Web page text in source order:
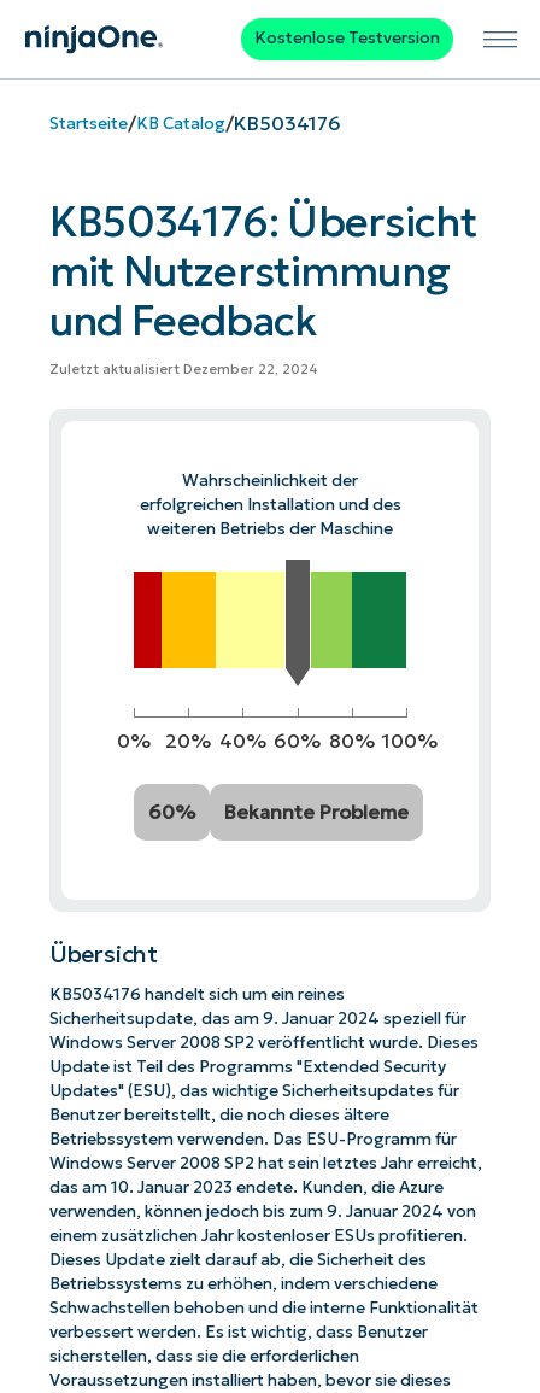
Kostenlose Testversion
Startseite/KB Catalog/KB5034176
KB5034176: Übersicht
mit Nutzerstimmung
und Feedback
Zuletzt aktualisiert Dezember 22, 2024
Wahrscheinlichkeit der
erfolgreichen Installation und des
weiteren Betriebs der Maschine
0% 20% 40% 60% 80% 100%
60% Bekannte Probleme
Übersicht
KB5034176 handelt sich um ein reines
Sicherheitsupdate, das am 9. Januar 2024 speziell für
Windows Server 2008 SP2 veröffentlicht wurde. Dieses
Update ist Teil des Programms "Extended Security
Updates" (ESU), das wichtige Sicherheitsupdates für
Benutzer bereitstellt, die noch dieses ältere
Betriebssystem verwenden. Das ESU-Programm für
Windows Server 2008 SP2 hat sein letztes Jahr erreicht,
das am 10. Januar 2023 endete. Kunden, die Azure
verwenden, können jedoch bis zum 9. Januar 2024 von
einem zusätzlichen Jahr kostenloser ESUs profitieren.
Dieses Update zielt darauf ab, die Sicherheit des
Betriebssystems zu erhöhen, indem verschiedene
Schwachstellen behoben und die interne Funktionalität
verbessert werden. Es ist wichtig, dass Benutzer
sicherstellen, dass sie die erforderlichen
Voraussetzungen installiert haben, bevor sie dieses